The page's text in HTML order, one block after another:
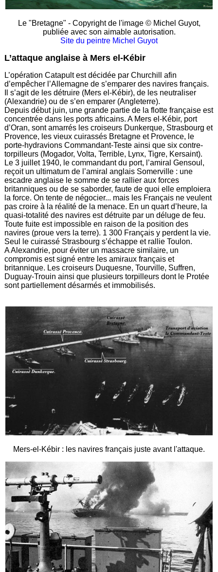
Le "Bretagne" - Copyright de l'image © Michel Guyot,
publiée avec son aimable autorisation.
Site du peintre Michel Guyot
L’attaque anglaise à Mers el-Kébir
L’opération Catapult est décidée par Churchill afin
d’empêcher l’Allemagne de s’emparer des navires français.
Il s’agit de les détruire (Mers el-Kébir), de les neutraliser
(Alexandrie) ou de s’en emparer (Angleterre).
Depuis début juin, une grande partie de la flotte française est
concentrée dans les ports africains. A Mers el-Kébir, port
d’Oran, sont amarrés les croiseurs Dunkerque, Strasbourg et
Provence, les vieux cuirassés Bretagne et Provence, le
porte-hydravions Commandant-Teste ainsi que six contre-
torpilleurs (Mogador, Volta, Terrible, Lynx, Tigre, Kersaint).
Le 3 juillet 1940, le commandant du port, l’amiral Gensoul,
reçoit un ultimatum de l’amiral anglais Somerville : une
escadre anglaise le somme de se rallier aux forces
britanniques ou de se saborder, faute de quoi elle emploiera
la force. On tente de négocier... mais les Français ne veulent
pas croire à la réalité de la menace. En un quart d’heure, la
quasi-totalité des navires est détruite par un déluge de feu.
Toute fuite est impossible en raison de la position des
navires (proue vers la terre). 1 300 Français y perdent la vie.
Seul le cuirassé Strasbourg s’échappe et rallie Toulon.
A Alexandrie, pour éviter un massacre similaire, un
compromis est signé entre les amiraux français et
britannique. Les croiseurs Duquesne, Tourville, Suffren,
Duguay-Trouin ainsi que plusieurs torpilleurs dont le Protée
sont partiellement désarmés et immobilisés.
Mers-el-Kébir : les navires français juste avant l'attaque.